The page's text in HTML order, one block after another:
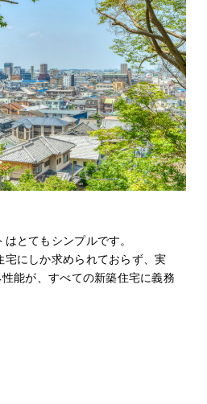
とてもシンプルです。
宅にしか求められておらず、実
能が、すべての新築住宅に義務